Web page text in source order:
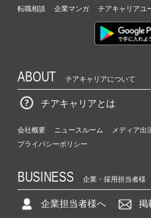
転職相談
企業マンガ チアキャリアユ
ABOUT チアキャリアについて
チアキャリアとは
会社概要 ニュースルーム
メディア出
プライバシーポリシー
BUSINESS 企業・採用担当者様
企業担当者様へ 掲